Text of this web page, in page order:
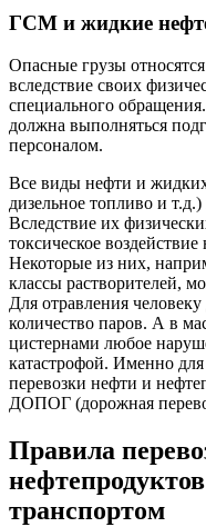
ГСМ и жидкие
Опасные грузы
вследствие своих
специального
должна выполняться
персоналом.
Все виды нефти и
дизельное топливо и
Вследствие их
токсическое
Некоторые из них,
классы растворителей,
Для отравления
количество паров. А в
цистернами любое
катастрофой. Именно
перевозки нефти и
ДОПОГ (дорожная
Правила
транспортом